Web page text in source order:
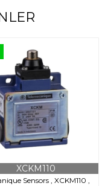
Sensors , XCKM110 ,
XCKM110